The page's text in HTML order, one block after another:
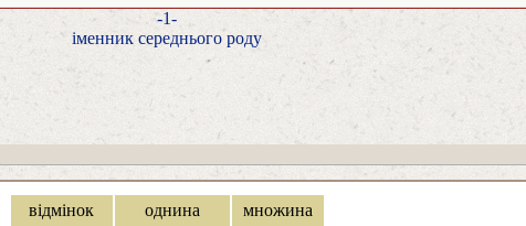
-1-
іменник середнього роду
відмінок однина
множина